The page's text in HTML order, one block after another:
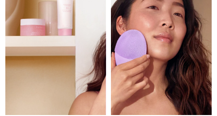
FAQ™护肤品
All FAQ™ skincare
FAQ™产品
All anti-aging treatments
FAQ™护肤品
All FAQ™ skincare
FAQ™产品
All LED treatments
FAQ™产品
All hair treatments
FAQ™ skincare
All FAQ™ skincare
FAQ™ products
All toning treatments
脱毛
PEACH™ 2 Pro Max
Professional IPL hair removal device
PEACH™ 2
IPL hair removal
身体护理
BEAR™ 2 body
Microcurrent body toning
LUNA™ 4 body
Massaging body brush
ESPADA™ 2 plus
Recurring acne LED therapy
眼部护理
BEAR™ 2 eyes & lips
Microcurrent line smoothing device
法国 预计送达日期 8/9/26
法属波利尼西亚 预计送达日期 8/13/26
德国 预计送达日期 8/9/26
预计送达日期8/13/26
预计送达日期 8/9/26